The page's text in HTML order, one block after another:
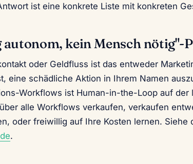
ist eine konkrete Liste mit konkreten
autonom, kein Mensch nötig"-
oder Geldfluss ist das entweder
eine schädliche Aktion in Ihrem Namen
Workflows ist Human-in-the-Loop auf der
alle Workflows verkaufen, verkaufen
oder freiwillig auf Ihre Kosten lernen. Siehe
.